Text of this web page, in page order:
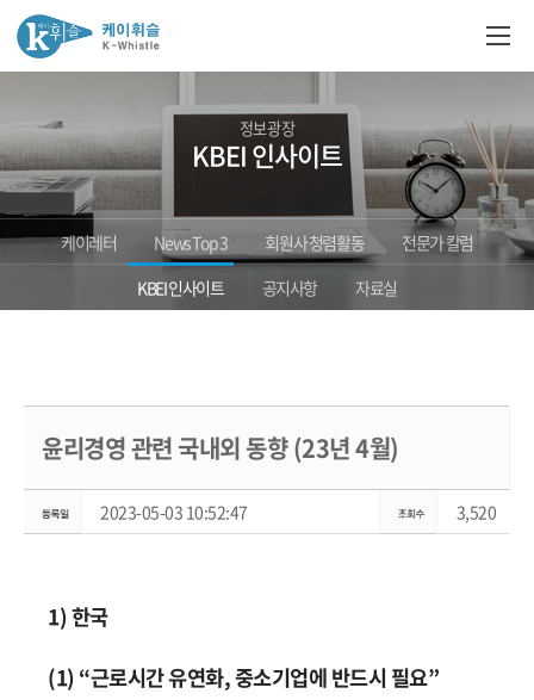
정보광장
KBEI 인사이트
케이레터 News Top 3 회원사 청렴활동
전문가 칼럼
KBEI 인사이트
공지사항 자료실
윤리경영 관련 국내외 동향 (23년 4월)
2023-05-03 10:52:47 3,520
1) 한국
(1) “근로시간 유연화, 중소기업에 반드시 필요”